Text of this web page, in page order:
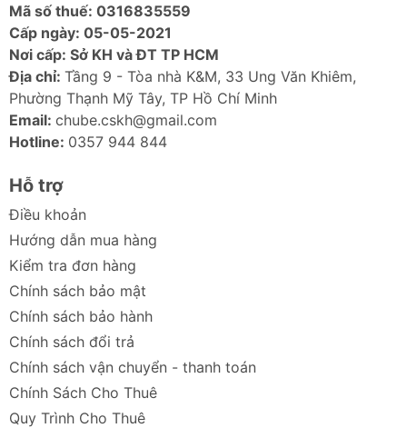
Mã số thuế: 0316835559
Cấp ngày: 05-05-2021
Nơi cấp: Sở KH và ĐT TP HCM
Địa chỉ: Tầng 9 - Tòa nhà K&M, 33 Ung Văn Khiêm,
Phường Thạnh Mỹ Tây, TP Hồ Chí Minh
Email: chube.cskh@gmail.com
Hotline: 0357 944 844
Hỗ trợ
Điều khoản
Hướng dẫn mua hàng
Kiểm tra đơn hàng
Chính sách bảo mật
Chính sách bảo hành
Chính sách đổi trả
Chính sách vận chuyển - thanh toán
Chính Sách Cho Thuê
Quy Trình Cho Thuê